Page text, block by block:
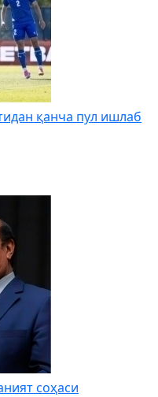
қанча пул ишлаб
соҳаси